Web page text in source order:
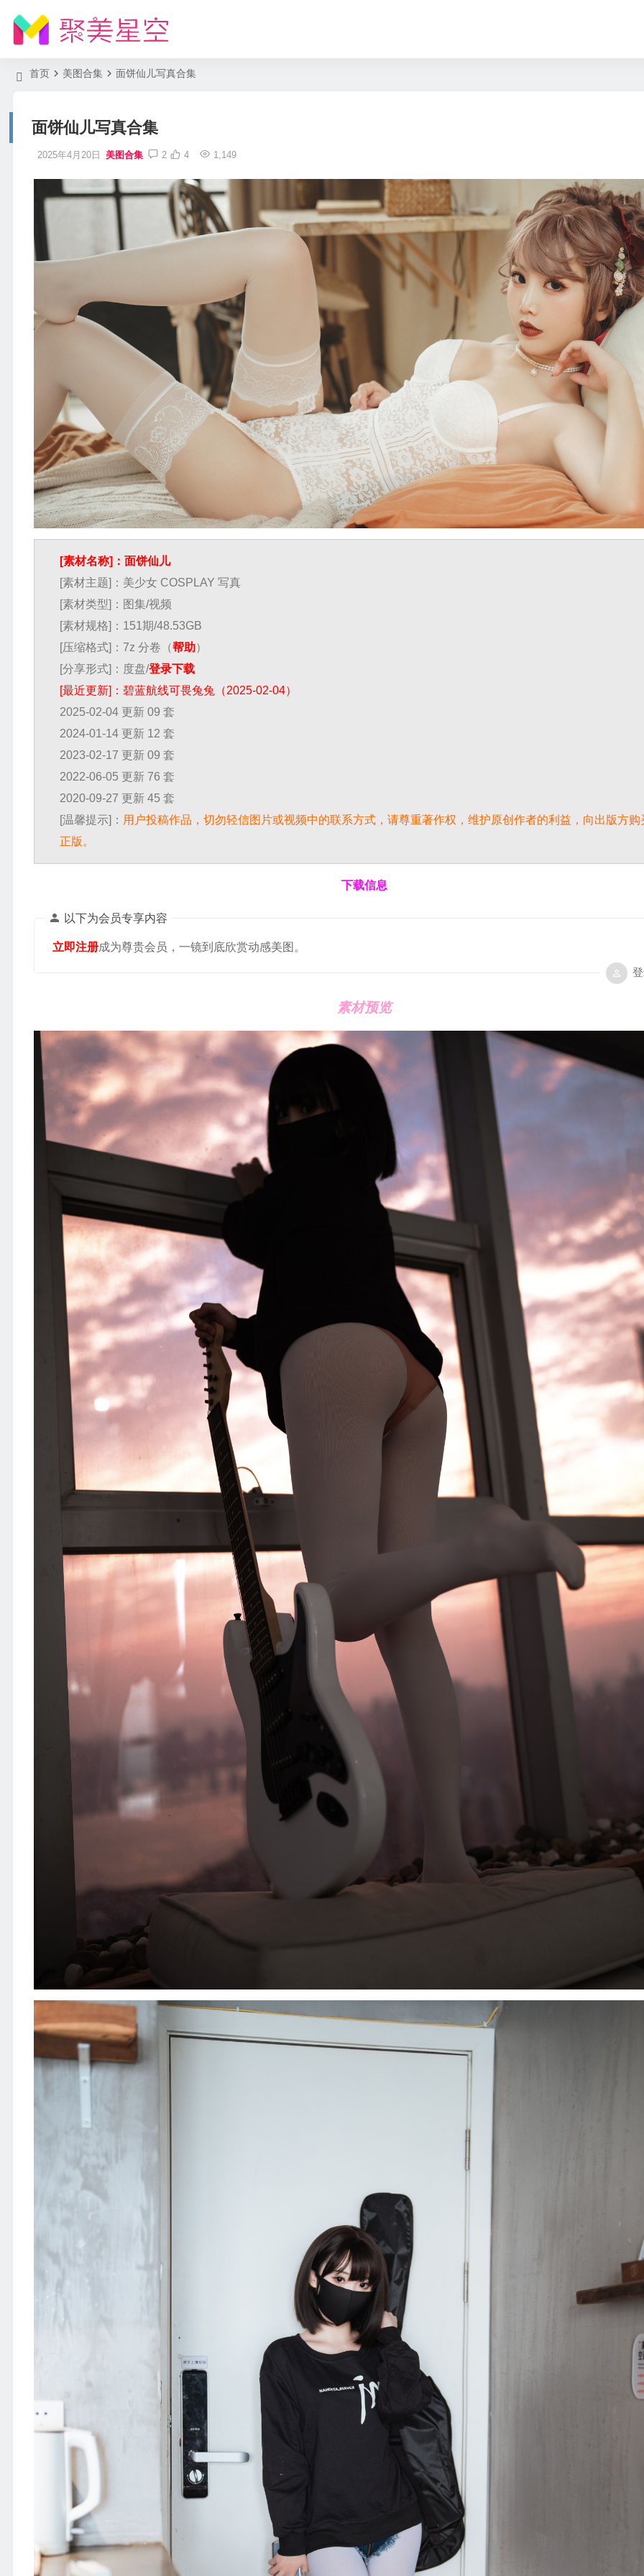
首页 美图合集 面饼仙儿写真合集
面饼仙儿写真合集
2025年4月20日 美图合集 2 1,149
4
[素材名称]：面饼仙儿
[素材主题]：美少女 COSPLAY 写真
[素材类型]：图集/视频
[素材规格]：151期/48.53GB
[压缩格式]：7z 分卷（帮助）
[分享形式]：度盘/登录下载
[最近更新]：碧蓝航线可畏兔兔（2025-02-04）
2025-02-04 更新 09 套
2024-01-14 更新 12 套
2023-02-17 更新 09 套
2022-06-05 更新 76 套
2020-09-27 更新 45 套
[温馨提示]： 用户投稿作品，切勿轻信图片或视频中的联系方式，请尊重著作权，维护原创作者的利益，向出版方购
正版。
下载信息
以下为会员专享内容
立即注册成为尊贵会员，一镜到底欣赏动感美图。
素材预览